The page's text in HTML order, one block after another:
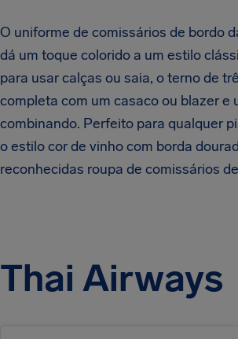
O uniforme de comissários de bordo
dá um toque colorido a um estilo
para usar calças ou saia, o terno de
completa com um casaco ou blazer e
combinando. Perfeito para qualquer
o estilo cor de vinhocom borda
reconhecidas roupa de comissários
Thai Airways